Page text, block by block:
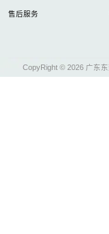
售后服务
CopyRight © 2026 广东